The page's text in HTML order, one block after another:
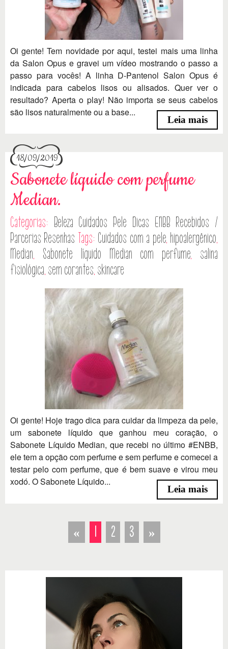
Oi gente! Tem novidade por aqui, testei mais uma linha
da Salon Opus e gravei um vídeo mostrando o passo a
passo para vocês! A linha D-Pantenol Salon Opus é
indicada para cabelos lisos ou alisados. Quer ver o
resultado? Aperta o play! Não importa se seus cabelos
são lisos naturalmente ou a base...
Leia mais
18/09/2019
Sabonete líquido com perfume
Median.
Categorias: Beleza Cuidados Pele Dicas ENBB Recebidos /
Parcerias Resenhas Tags: Cuidados com a pele, hipoalergênico,
Median, Sabonete líquido Median com perfume, salina
fisiológica, sem corantes, skincare
Oi gente! Hoje trago dica para cuidar da limpeza da pele,
um sabonete líquido que ganhou meu coração, o
Sabonete Líquido Median, que recebi no último #ENBB,
ele tem a opção com perfume e sem perfume e comecei a
testar pelo com perfume, que é bem suave e virou meu
xodó. O Sabonete Líquido...
Leia mais
« 2 3 »